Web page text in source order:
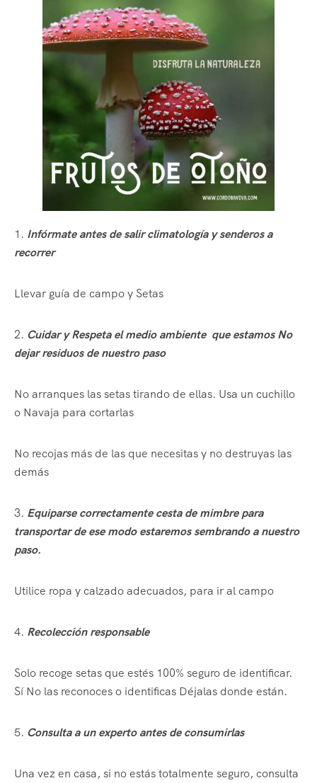
1. Infórmate antes de salir climatología y senderos a
recorrer
Llevar guía de campo y Setas
2. Cuidar y Respeta el medio ambiente que estamos No
dejar residuos de nuestro paso
No arranques las setas tirando de ellas. Usa un cuchillo
o Navaja para cortarlas
No recojas más de las que necesitas y no destruyas las
demás
3. Equiparse correctamente cesta de mimbre para
transportar de ese modo estaremos sembrando a nuestro
paso.
Utilice ropa y calzado adecuados, para ir al campo
4. Recolección responsable
Solo recoge setas que estés 100% seguro de identificar.
Sí No las reconoces o identificas Déjalas donde están.
5. Consulta a un experto antes de consumirlas
Una vez en casa, si no estás totalmente seguro, consulta